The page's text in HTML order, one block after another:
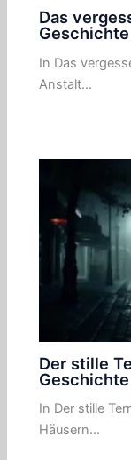
Das
In Das
Anstalt…
Der stille
In Der stille
Häusern…